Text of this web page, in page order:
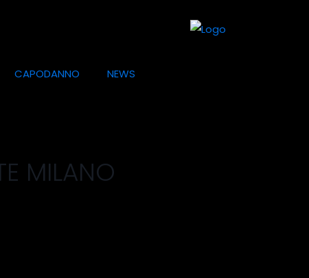
CAPODANNO NEWS
MILANO